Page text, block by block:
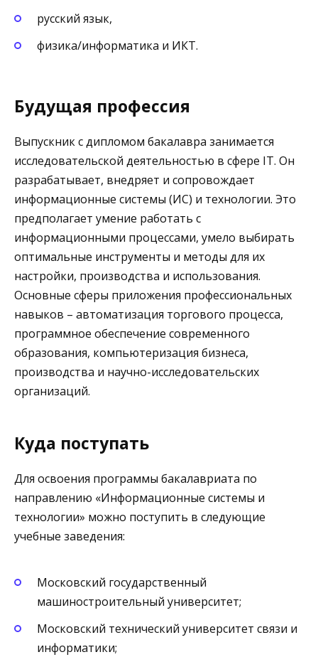
русский язык,
физика/информатика и ИКТ.
Будущая профессия
Выпускник с дипломом бакалавра занимается
исследовательской деятельностью в сфере IT. Он
разрабатывает, внедряет и сопровождает
информационные системы (ИС) и технологии. Это
предполагает умение работать с
информационными процессами, умело выбирать
оптимальные инструменты и методы для их
настройки, производства и использования.
Основные сферы приложения профессиональных
навыков – автоматизация торгового процесса,
программное обеспечение современного
образования, компьютеризация бизнеса,
производства и научно-исследовательских
организаций.
Куда поступать
Для освоения программы бакалавриата по
направлению «Информационные системы и
технологии» можно поступить в следующие
учебные заведения:
Московский государственный
машиностроительный университет;
Московский технический университет связи и
информатики;